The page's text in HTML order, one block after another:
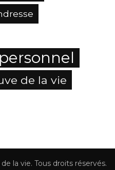
de la vie
de la vie. Tous droits réservés.